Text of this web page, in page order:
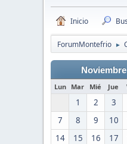
Inicio
ForumMontefrio ►
Lun Mar Mié Jue
1 2 3
7
8 9 10
14
15 16 17